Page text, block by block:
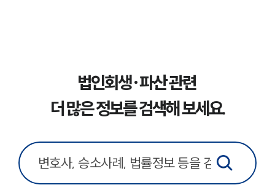
법인회생파산전문변호사
소식/자료
언론보도
법률 블로그
뉴스레터/브로슈어
법인회생·파산 관련
더 많은 정보를 검색해 보세요.